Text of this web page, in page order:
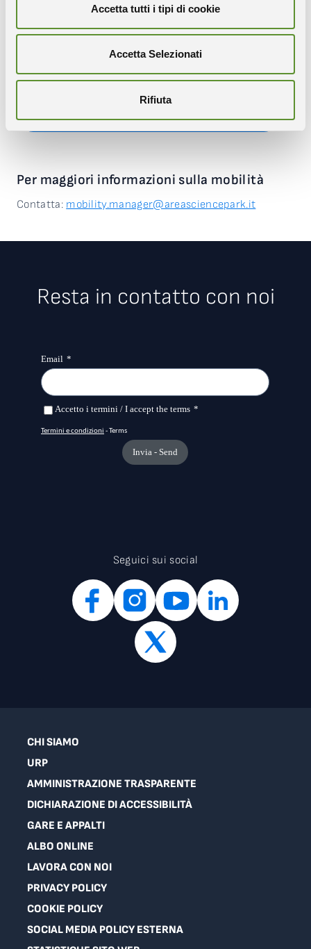
Accetta tutti i tipi di cookie
Accetta Selezionati
Rifiuta
Trasporto pubblico
la linea 51. Da maggio 2024, sono stati potenziati i collegamenti
dell’ora di punta del mattino, per soddisfare al meglio le esigenze di
spostamento dei lavoratori.
Per maggiori informazioni sulla mobilità
Contatta: mobility.manager@areasciencepark.it
Resta in contatto con noi
Seguici sui social
CHI SIAMO
URP
AMMINISTRAZIONE TRASPARENTE
DICHIARAZIONE DI ACCESSIBILITÀ
GARE E APPALTI
ALBO ONLINE
LAVORA CON NOI
PRIVACY POLICY
COOKIE POLICY
SOCIAL MEDIA POLICY ESTERNA